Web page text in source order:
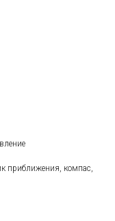
приближения, компас,